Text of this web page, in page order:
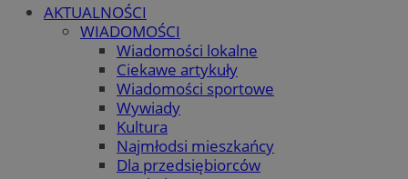
AKTUALNOŚCI
WIADOMOŚCI
Wiadomości lokalne
Ciekawe artykuły
Wiadomości sportowe
Wywiady
Kultura
Najmłodsi mieszkańcy
Dla przedsiębiorców